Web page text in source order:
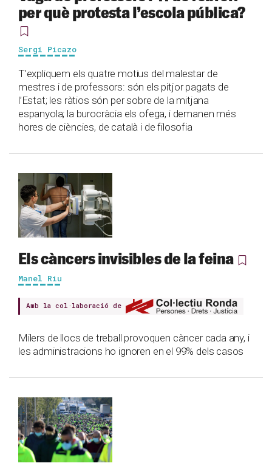
per què protesta l’escola pública?
Sergi Picazo
T'expliquem els quatre motius del malestar de
mestres i de professors: són els pitjor pagats de
l’Estat; les ràtios són per sobre de la mitjana
espanyola; la burocràcia els ofega, i demanen més
hores de ciències, de català i de filosofia
Els càncers invisibles de la feina
Manel Riu
Amb la col·laboració de
Milers de llocs de treball provoquen càncer cada any, i
les administracions ho ignoren en el 99% dels casos